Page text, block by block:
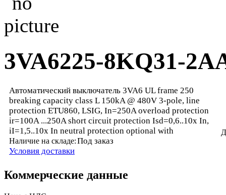
3VA6225-8KQ31-
Автоматический выключатель 3VA6 UL frame 250
breaking capacity class L 150kA @ 480V 3-pole, line
protection ETU860, LSIG, In=250A overload protection
ir=100A ...250A short circuit protection Isd=0,6..10x In,
iI=1,5..10x In neutral protection optional with
Наличие на складе:Под заказ
Условия доставки
Коммерческие данные